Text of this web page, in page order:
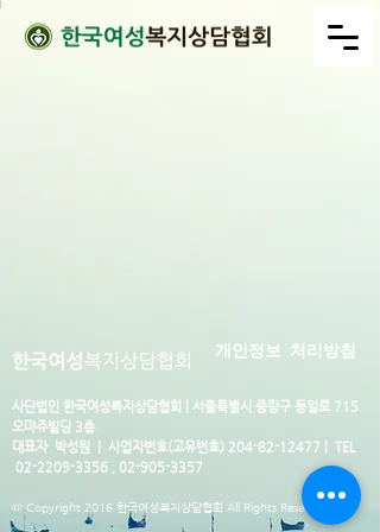
개인정보 처리방침
사단법인 한국여성복지상담협회 | 서울특별시 중랑구 동일로 715
오먀쥬빌딩 3층
대표자 박성원 | 사업자번호(고유번호) 204-82-12477 | TEL
02-2209-3356
02-905-3357
© Copyright 2016 한국여성복지상담협회 All Rights Reserved